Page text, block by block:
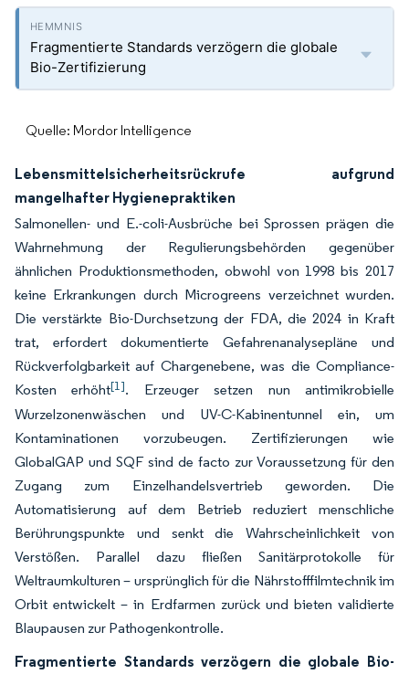
Fragmentierte Standards verzögern die globale
Bio-Zertifizierung
Quelle: Mordor Intelligence
Lebensmittelsicherheitsrückrufe aufgrund
mangelhafter Hygienepraktiken
Salmonellen- und E.-coli-Ausbrüche bei Sprossen prägen die
Wahrnehmung der Regulierungsbehörden gegenüber
ähnlichen Produktionsmethoden, obwohl von 1998 bis 2017
keine Erkrankungen durch Microgreens verzeichnet wurden.
Die verstärkte Bio-Durchsetzung der FDA, die 2024 in Kraft
trat, erfordert dokumentierte Gefahrenanalysepläne und
Rückverfolgbarkeit auf Chargenebene, was die Compliance-
Kosten erhöht[1]. Erzeuger setzen nun antimikrobielle
Wurzelzonenwäschen und UV-C-Kabinentunnel ein, um
Kontaminationen vorzubeugen. Zertifizierungen wie
GlobalGAP und SQF sind de facto zur Voraussetzung für den
Zugang zum Einzelhandelsvertrieb geworden. Die
Automatisierung auf dem Betrieb reduziert menschliche
Berührungspunkte und senkt die Wahrscheinlichkeit von
Verstößen. Parallel dazu fließen Sanitärprotokolle für
Weltraumkulturen – ursprünglich für die Nährstofffilmtechnik im
Orbit entwickelt – in Erdfarmen zurück und bieten validierte
Blaupausen zur Pathogenkontrolle.
Fragmentierte Standards verzögern die globale Bio-